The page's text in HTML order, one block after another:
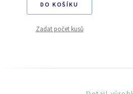
DO KOŠÍKU
Zadat počet kusů